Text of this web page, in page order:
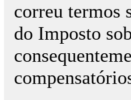
correu termos
do Imposto